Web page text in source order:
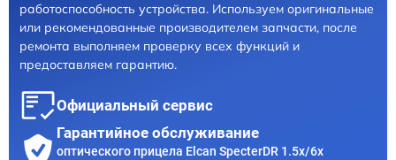
работоспособность устройства. Используем оригинальные
или рекомендованные производителем запчасти, после
ремонта выполняем проверку всех функций и
предоставляем гарантию.
Официальный сервис
Гарантийное обслуживание
оптического прицела Elcan SpecterDR 1.5x/6x